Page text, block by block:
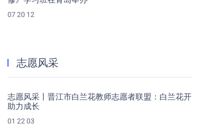
07 20 12
志愿风采
志愿风采丨晋江市白兰花教师志愿者联盟：白兰花开
助力成长
01 22 03